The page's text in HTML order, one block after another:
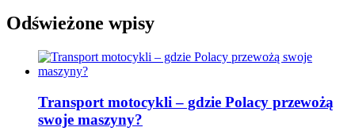
Odświeżone wpisy
Transport motocykli – gdzie Polacy przewożą
swoje maszyny?